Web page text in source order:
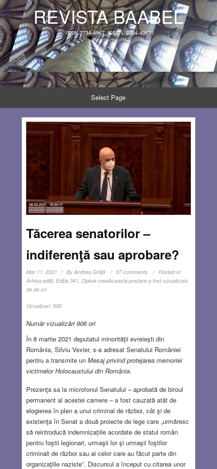
REVISTA BAABEL
ISSN 2734-4967, ISSN-L 2734-4967
Select Page
Tăcerea senatorilor –
indiferenţă sau aprobare?
Mar 11, 2021 By Andrea Ghiţă 37 comments
Posted in:
Arhiva editii, Ediţia 341 Opinia meaAceasta postare a fost vizualizata
de de ori
Vizualizari: 906
Număr vizualizări 906 ori
În 8 martie 2021 deputatul minorităţii evreieşti din
România, Silviu Vexler, s-a adresat Senatului României
pentru a transmite un Mesaj privind protejarea memoriei
victimelor Holocaustului din România.
Prezenţa sa la microfonul Senatului – aprobată de biroul
permanent al acestei camere – a fost cauzată atât de
elogierea în plen a unui criminal de război, cât şi de
existenţa în Senat a două proiecte de lege care „urmăresc
să reintroducă indemnizațiile acordate de statul român
pentru foştii legionari, urmaşii lor şi urmaşii foştilor
criminali de război sau ai celor care au făcut parte din
organizaţiile naziste”. Discursul a început cu citarea unor